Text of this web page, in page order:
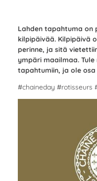
Lahden tapahtuma on
kilpipäivää. Kilpipäivä
perinne, ja sitä
ympäri maailmaa.
tapahtumiin, ja ole
#chaineday #rotisseurs